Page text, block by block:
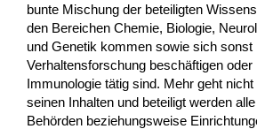
bunte Mischung der beteiligten
den Bereichen Chemie, Biologie,
und Genetik kommen sowie sich sonst
Verhaltensforschung beschäftigen
Immunologie tätig sind. Mehr geht
seinen Inhalten und beteiligt werden
Behörden beziehungsweise